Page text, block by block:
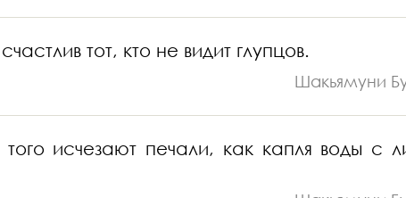
тот, кто не видит глупцов.
Шакьямуни
исчезают печали, как капля воды с